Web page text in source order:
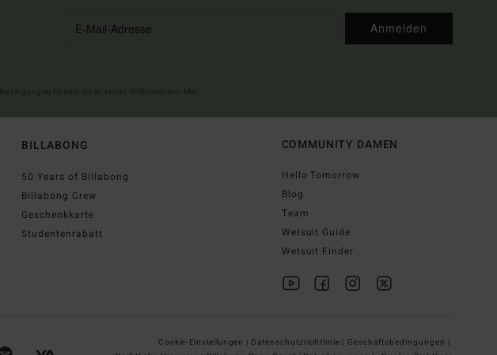
Anmelden
BILLABONG
50 Years of Billabong
Billabong Crew
Geschenkkarte
Studentenrabatt
COMMUNITY DAMEN
Hello Tomorrow
Blog
Team
Wetsuit Guide
Wetsuit Finder
Cookie-Einstellungen | Datenschutzrichtlinie | Geschäftsbedingungen |